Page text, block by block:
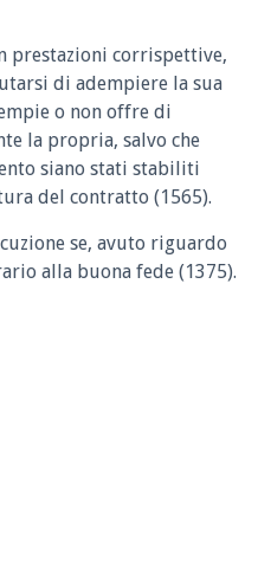
prestazioni corrispettive,
di adempiere la sua
o non offre di
la propria, salvo che
siano stati stabiliti
del contratto (1565).
se, avuto riguardo
alla buona fede (1375).